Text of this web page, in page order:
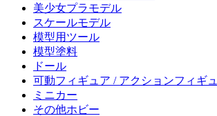
美少女プラモデル
スケールモデル
模型用ツール
模型塗料
ドール
可動フィギュア / アクションフィギ
ミニカー
その他ホビー